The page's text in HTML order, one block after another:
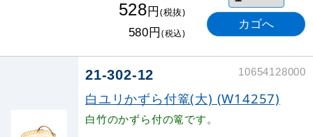
528円(税抜)
580円(税込)
21-302-12 10654128000
白ユリかずら付篭(大) (W14257)
白竹のかずら付の篭です。